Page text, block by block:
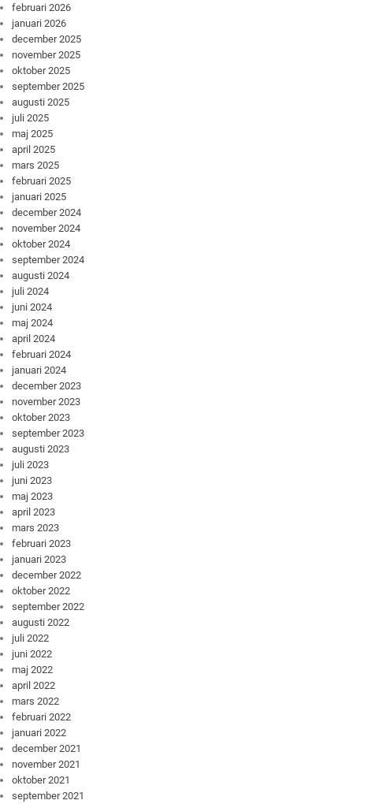
februari 2026
januari 2026
december 2025
november 2025
oktober 2025
september 2025
augusti 2025
juli 2025
maj 2025
april 2025
mars 2025
februari 2025
januari 2025
december 2024
november 2024
oktober 2024
september 2024
augusti 2024
juli 2024
juni 2024
maj 2024
april 2024
februari 2024
januari 2024
december 2023
november 2023
oktober 2023
september 2023
augusti 2023
juli 2023
juni 2023
maj 2023
april 2023
mars 2023
februari 2023
januari 2023
december 2022
oktober 2022
september 2022
augusti 2022
juli 2022
juni 2022
maj 2022
april 2022
mars 2022
februari 2022
januari 2022
december 2021
november 2021
oktober 2021
september 2021